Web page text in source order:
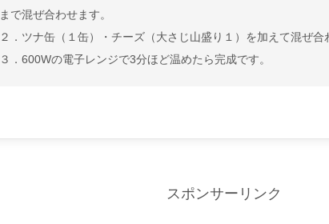
まで混ぜ合わせます。
２．ツナ缶（１缶）・チーズ（大さじ山盛り１）を加えて混ぜ合
３．600Wの電子レンジで3分ほど温めたら完成です。
スポンサーリンク